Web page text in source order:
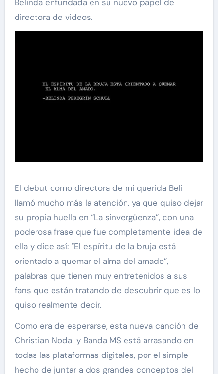
Belinda enfundada en su nuevo papel de
directora de videos.
El debut como directora de mi querida Beli
llamó mucho más la atención, ya que quiso dejar
su propia huella en “La sinvergüenza”, con una
poderosa frase que fue completamente idea de
ella y dice así: “El espíritu de la bruja está
orientado a quemar el alma del amado”,
palabras que tienen muy entretenidos a sus
fans que están tratando de descubrir que es lo
quiso realmente decir.
Como era de esperarse, esta nueva canción de
Christian Nodal y Banda MS está arrasando en
todas las plataformas digitales, por el simple
hecho de juntar a dos grandes conceptos del